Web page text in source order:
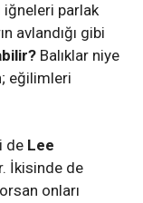
iğneleri parlak
avlandığı gibi
Balıklar niye
eğilimleri
de Lee
İkisinde de
onları